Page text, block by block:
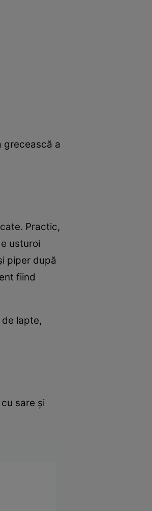
grecească a
Practic,
usturoi
piper după
fiind
lapte,
sare și